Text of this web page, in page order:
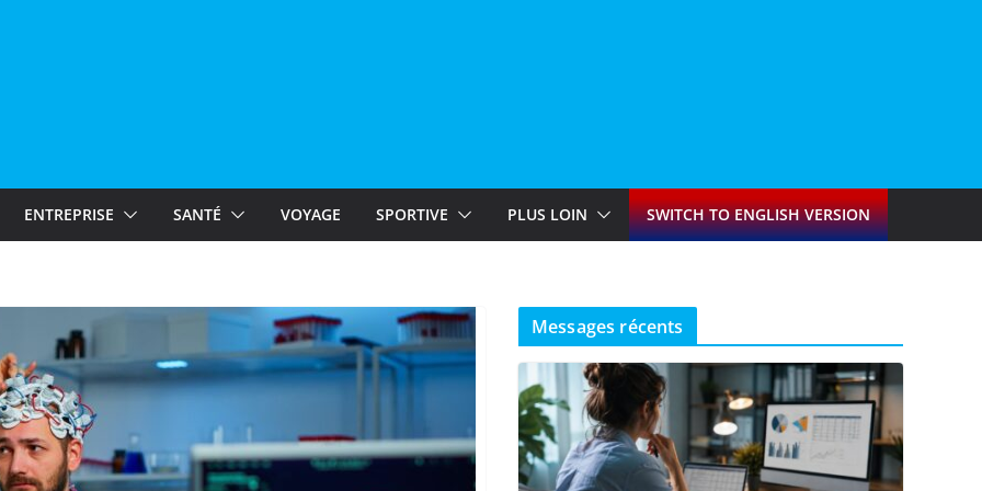
ENTREPRISE SANTÉ VOYAGE SPORTIVE PLUS LOIN SWITCH TO ENGLISH VERSION
Messages récents